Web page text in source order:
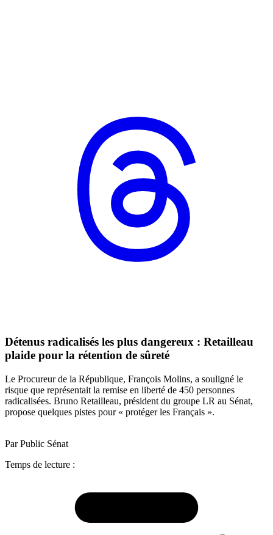
Détenus radicalisés les plus dangereux : Retailleau
plaide pour la rétention de sûreté
Le Procureur de la République, François Molins, a souligné le
risque que représentait la remise en liberté de 450 personnes
radicalisées. Bruno Retailleau, président du groupe LR au Sénat,
propose quelques pistes pour « protéger les Français ».
Par Public Sénat
Temps de lecture :